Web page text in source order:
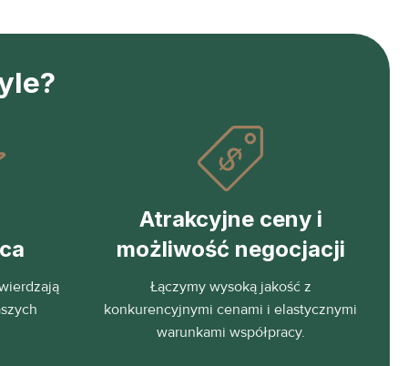
Atrakcyjne ceny i
możliwość negocjacji
Łączymy wysoką jakość z
konkurencyjnymi cenami i elastycznymi
warunkami współpracy.